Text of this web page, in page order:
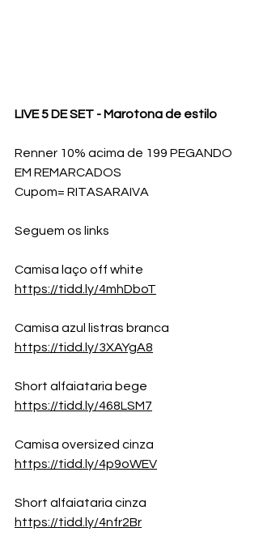
LIVE 5 DE SET - Marotona de estilo
Renner 10% acima de 199 PEGANDO
EM REMARCADOS
Cupom= RITASARAIVA
Seguem os links
Camisa laço off white
https://tidd.ly/4mhDboT
Camisa azul listras branca
https://tidd.ly/3XAYgA8
Short alfaiataria bege
https://tidd.ly/468LSM7
Camisa oversized cinza
https://tidd.ly/4p9oWEV
Short alfaiataria cinza
https://tidd.ly/4nfr2Br